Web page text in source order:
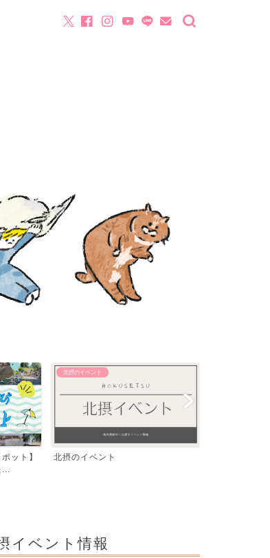
ット】
北摂のイベント
北摂のイベント
イベント情報